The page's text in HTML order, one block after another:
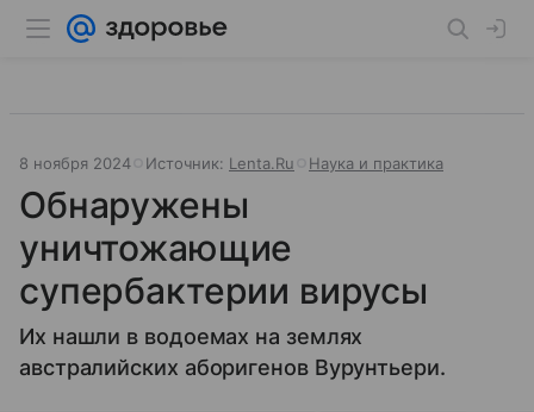
8 ноября 2024 Источник: Lenta.Ru Наука и практика
Обнаружены
уничтожающие
супербактерии вирусы
Их нашли в водоемах на землях
австралийских аборигенов Вурунтьери.